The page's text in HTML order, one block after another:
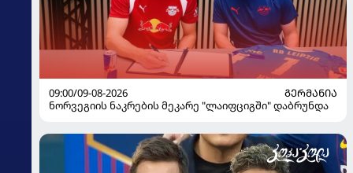
09:00/09-08-2026
ᲒᲔᲠᲛᲐᲜᲘᲐ
ნორვეგიის ნაკრების მეკარე "ლაიფციგში" დაბრუნდა